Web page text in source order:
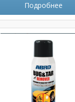
Подробнее